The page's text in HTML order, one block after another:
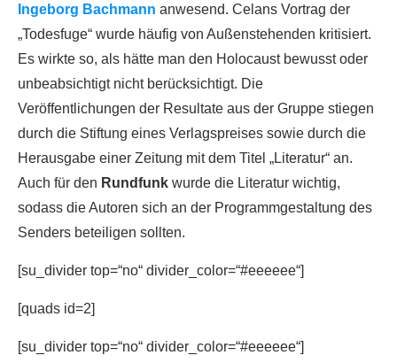
Ingeborg Bachmann anwesend. Celans Vortrag der
„Todesfuge“ wurde häufig von Außenstehenden kritisiert.
Es wirkte so, als hätte man den Holocaust bewusst oder
unbeabsichtigt nicht berücksichtigt. Die
Veröffentlichungen der Resultate aus der Gruppe stiegen
durch die Stiftung eines Verlagspreises sowie durch die
Herausgabe einer Zeitung mit dem Titel „Literatur“ an.
Auch für den Rundfunk wurde die Literatur wichtig,
sodass die Autoren sich an der Programmgestaltung des
Senders beteiligen sollten.
[su_divider top=“no“ divider_color=“#eeeeee“]
[quads id=2]
[su_divider top=“no“ divider_color=“#eeeeee“]